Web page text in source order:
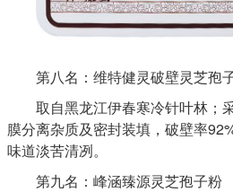
第八名：维特健灵破壁灵芝孢
取自黑龙江伊春寒冷针叶林；
膜分离杂质及密封装填，破壁率
味道淡苦清冽。
第九名：峰涵臻源灵芝孢子粉